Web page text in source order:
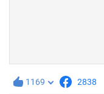
1169 2838